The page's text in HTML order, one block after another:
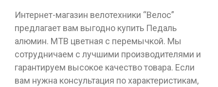
Интернет-магазин велотехники “Велос”
предлагает вам выгодно купить Педаль
алюмин. МТВ цветная с перемычкой. Мы
сотрудничаем с лучшими производителями и
гарантируем высокое качество товара. Если
вам нужна консультация по характеристикам,